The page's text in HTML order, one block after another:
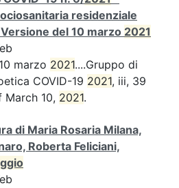
residenziale
del 10 marzo 2021
marzo 2021....Gruppo di
COVID-19 2021, iii, 39
March 10, 2021.
di Maria Rosaria Milana,
Roberta Feliciani,